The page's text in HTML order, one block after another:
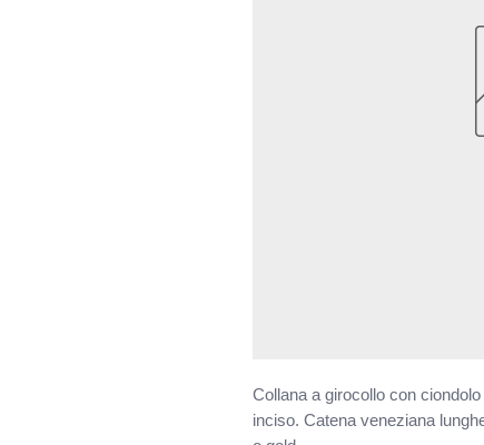
Collana a girocollo con
inciso. Catena veneziana